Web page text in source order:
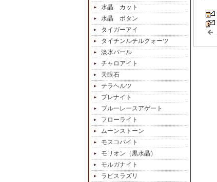
水晶 カット
水晶 ボタン
タイガーアイ
タイチンルチルクォーツ
淡水パール
チャロアイト
天眼石
テラヘルツ
プレナイト
ブルーレースアゲート
フローライト
ムーンストーン
モスコバイト
モリオン（黒水晶）
モルガナイト
ラピスラズリ